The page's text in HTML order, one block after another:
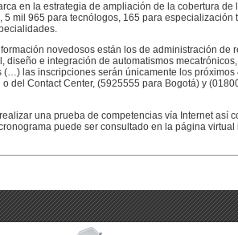
en la estrategia de ampliación de la cobertura de
5 mil 965 para tecnólogos, 165 para especialización
novedosos están los de administración de
diseño e integración de automatismos
(…) las inscripciones serán únicamente los próximos
del Contact Center, (5925555 para Bogotá) y
una prueba de competencias vía Internet así
puede ser consultado en la página virtual